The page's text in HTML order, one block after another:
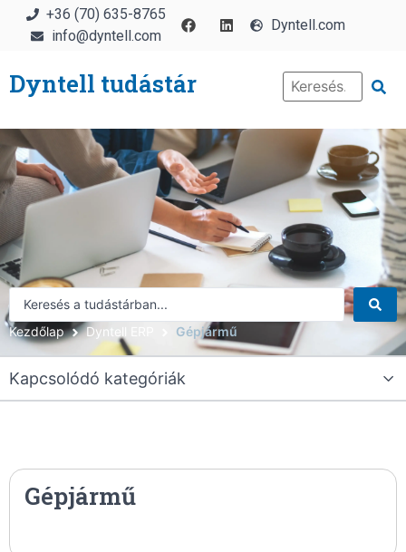
+36 (70) 635-8765
info@dyntell.com
Dyntell.com
Dyntell tudástár
Kezdőlap Dyntell ERP Gépjármű
Kapcsolódó kategóriák
Gépjármű